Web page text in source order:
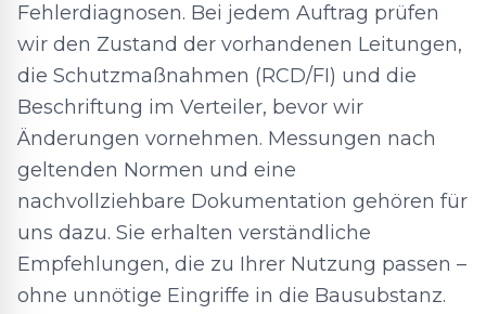
Fehlerdiagnosen. Bei jedem Auftrag prüfen
wir den Zustand der vorhandenen Leitungen,
die Schutzmaßnahmen (RCD/FI) und die
Beschriftung im Verteiler, bevor wir
Änderungen vornehmen. Messungen nach
geltenden Normen und eine
nachvollziehbare Dokumentation gehören für
uns dazu. Sie erhalten verständliche
Empfehlungen, die zu Ihrer Nutzung passen –
ohne unnötige Eingriffe in die Bausubstanz.